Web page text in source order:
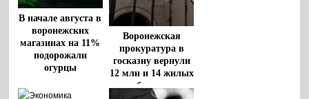
В начале августа в
воронежских
магазинах на 11%
подорожали
огурцы
Воронежская
прокуратура в
госказну вернули
12 млн и 14 жилых
объектов